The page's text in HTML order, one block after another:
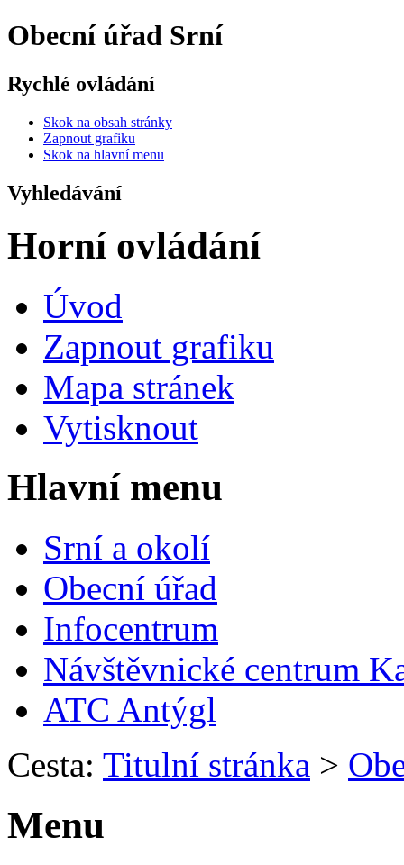
Obecní úřad Srní
Rychlé ovládání
Skok na obsah stránky
Zapnout grafiku
Skok na hlavní menu
Vyhledávání
Horní ovládání
Úvod
Zapnout grafiku
Mapa stránek
Vytisknout
Hlavní menu
Srní a okolí
Obecní úřad
Infocentrum
Návštěvnické centrum
ATC Antýgl
Cesta: Titulní stránka >
Menu